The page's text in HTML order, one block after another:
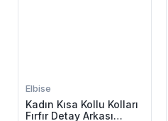
Elbise
Kadın Kısa Kollu Kolları
Fırfır Detay Arkası